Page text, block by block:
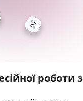
роботи з